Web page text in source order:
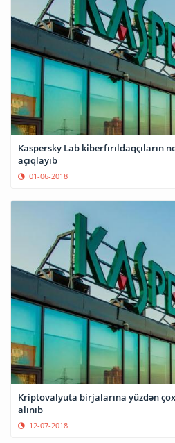
Kaspersky Lab kiberfırıldaqçıların
açıqlayıb
01-06-2018
Kriptovalyuta birjalarına yüzdən
alınıb
12-07-2018